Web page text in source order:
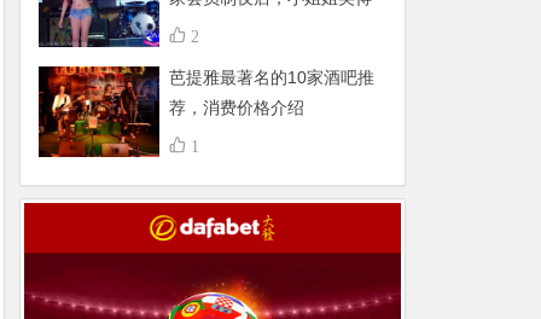
不得了，组团更嗨
2
芭提雅最著名的10家酒吧推
荐，消费价格介绍
1